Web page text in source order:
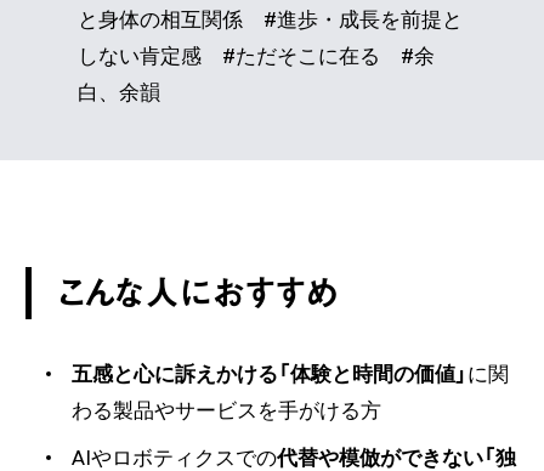
と身体の相互関係 #進歩・成長を前提と
しない肯定感 #ただそこに在る #余
白、余韻
こんな人におすすめ
五感と心に訴えかける「体験と時間の価値」 に関
わる製品やサービスを手がける方
AIやロボティクスでの代替や模倣ができない「独